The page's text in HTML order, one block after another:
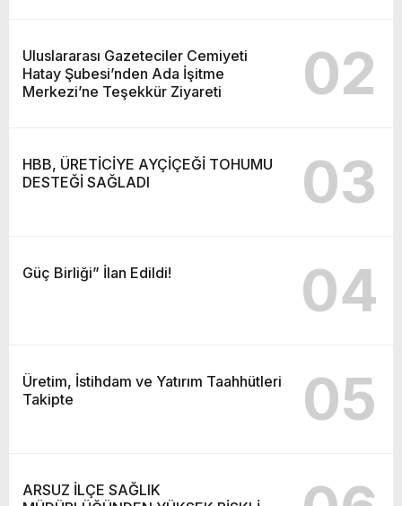
Uluslararası Gazeteciler Cemiyeti
Hatay Şubesi’nden Ada İşitme
Merkezi’ne Teşekkür Ziyareti
02
HBB, ÜRETİCİYE AYÇİÇEĞİ TOHUMU
DESTEĞİ SAĞLADI
03
Güç Birliği” İlan Edildi! 04
Üretim, İstihdam ve Yatırım Taahhütleri
Takipte
05
ARSUZ İLÇE SAĞLIK